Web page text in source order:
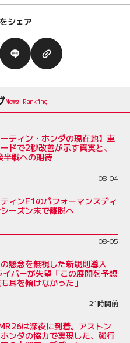
シェア
ーティン・ホンダの現在地】車
ドで2秒改善が示す真実と、
半戦への期待
08-04
ィンF1のパフォーマンスディ
ーズン末で離脱へ
08-05
懸念を無視した新規則導入
バーが失望「この展開を予想
耳を傾けなかった」
21時間前
は深夜に到着。アストン
ンダの協力で実現した、強行